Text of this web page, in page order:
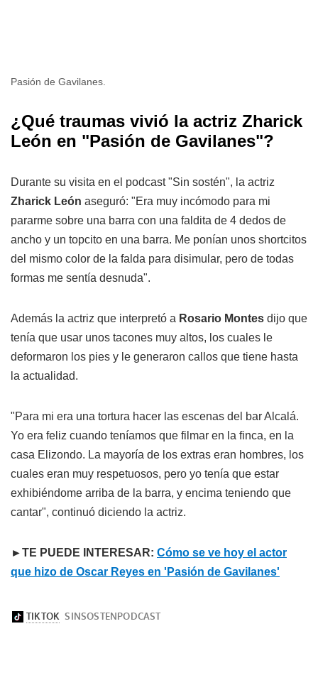
Pasión de Gavilanes.
¿Qué traumas vivió la actriz Zharick
León en "Pasión de Gavilanes"?
Durante su visita en el podcast "Sin sostén", la actriz
Zharick León aseguró: "Era muy incómodo para mi
pararme sobre una barra con una faldita de 4 dedos de
ancho y un topcito en una barra. Me ponían unos shortcitos
del mismo color de la falda para disimular, pero de todas
formas me sentía desnuda".
Además la actriz que interpretó a Rosario Montes dijo que
tenía que usar unos tacones muy altos, los cuales le
deformaron los pies y le generaron callos que tiene hasta
la actualidad.
"Para mi era una tortura hacer las escenas del bar Alcalá.
Yo era feliz cuando teníamos que filmar en la finca, en la
casa Elizondo. La mayoría de los extras eran hombres, los
cuales eran muy respetuosos, pero yo tenía que estar
exhibiéndome arriba de la barra, y encima teniendo que
cantar", continuó diciendo la actriz.
►TE PUEDE INTERESAR: Cómo se ve hoy el actor
que hizo de Oscar Reyes en 'Pasión de Gavilanes'